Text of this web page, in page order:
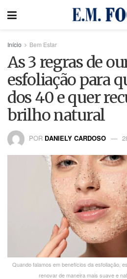
Início Bem Estar
As 3 regras de
esfoliação para
dos 40 e quer
brilho natural
POR DANIELY CARDOSO
Quando falamos em benefícios da esfoliação,
renovar de maneira mais suave e